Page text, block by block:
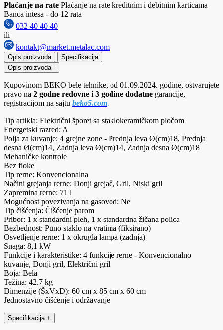
Plaćanje na rate Plaćanje na rate kreditnim i debitnim karticama
Banca intesa - do 12 rata
032 40 40 40
ili
kontakt@market.metalac.com
Opis proizvoda
Specifikacija
Opis proizvoda -
Kupovinom BEKO bele tehnike, od 01.09.2024. godine, ostvarujete
pravo na 2 godne redovne i 3 godine dodatne garancije,
registracijom na sajtu beko5.com.
Tip artikla: Električni šporet sa staklokeramičkom pločom
Energetski razred: A
Polja za kuvanje: 4 grejne zone - Prednja leva Ø(cm)18, Prednja
desna Ø(cm)14, Zadnja leva Ø(cm)14, Zadnja desna Ø(cm)18
Mehaničke kontrole
Bez fioke
Tip rerne: Konvencionalna
Načini grejanja rerne: Donji grejač, Gril, Niski gril
Zapremina rerne: 71 l
Mogućnost povezivanja na gasovod: Ne
Tip čišćenja: Čišćenje parom
Pribor: 1 x standardni pleh, 1 x standardna žičana polica
Bezbednost: Puno staklo na vratima (fiksirano)
Osvetljenje rerne: 1 x okrugla lampa (zadnja)
Snaga: 8,1 kW
Funkcije i karakteristike: 4 funkcije rerne - Konvencionalno
kuvanje, Donji gril, Električni gril
Boja: Bela
Težina: 42.7 kg
Dimenzije (ŠxVxD): 60 cm x 85 cm x 60 cm
Jednostavno čišćenje i održavanje
Specifikacija +